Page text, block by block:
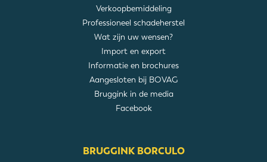
Verkoopbemiddeling
Professioneel schadeherstel
Wat zijn uw wensen?
Import en export
Informatie en brochures
Aangesloten bij BOVAG
Bruggink in de media
Facebook
BRUGGINK BORCULO